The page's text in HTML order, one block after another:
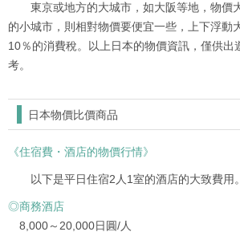
東京或地方的大城市，如大阪等地，物價
的小城市，則相對物價要便宜一些，上下浮動
10％的消費稅。以上日本的物價資訊，僅供出
考。
日本物價比價商品
《住宿費・酒店的物價行情》
以下是平日住宿2人1室的酒店的大致費用。
◎商務酒店
8,000～20,000日圓/人